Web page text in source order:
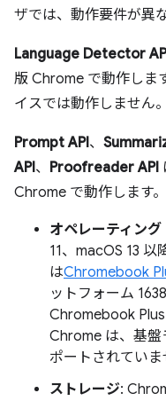
ザでは、動作要件が異
Language Detector
版 Chrome で動作しま
イスでは動作しません。
Prompt API、
API、 Proofreader API
Chrome で動作します。
オペレーティング
11、macOS 13
はChromebook
ットフォーム
Chromebook
Chrome は、基盤
ポートされていま
ストレージ: